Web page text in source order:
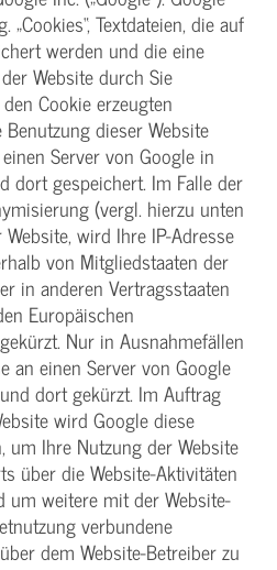
Textdateien, die auf
werden und die eine
Website durch Sie
Cookie erzeugten
dieser Website
Server von Google in
dort gespeichert. Im Falle der
(vergl. hierzu unten
wird Ihre IP-Adresse
von Mitgliedstaaten der
in anderen Vertragsstaaten
Europäischen
Nur in Ausnahmefällen
an einen Server von Google
dort gekürzt. Im Auftrag
wird Google diese
um Ihre Nutzung der Website
über die Website-Aktivitäten
um weitere mit der Website-
verbundene
dem Website-Betreiber zu